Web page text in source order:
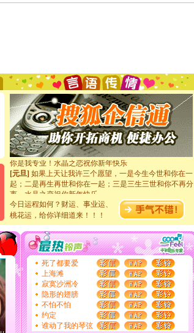
要平安！千万要知足！千万不要忘记我！
[圣诞节]不只这样的日子才会想起你,而是这样的日子才
能正大光明地骚扰你,告诉你,圣诞要快乐!新年要快乐!天
天都要快乐噢!
[圣诞节]奉上一颗祝福的心,在这个特别的日子里,愿幸福,
如意,快乐,鲜花,一切美好的祝愿与你同在.圣诞快乐!
[元旦]看到你我会触电；看不到你我要充电；没有你我会
断电。爱你是我职业，想你是我事业，抱你是我特长，吻
你是我专业！水晶之恋祝你新年快乐
[元旦]如果上天让我许三个愿望，一是今生今世和你在一
起；二是再生再世和你在一起；三是三生三世和你不再分
离。水晶之恋祝你新年快乐
[元旦]当我狠下心扭头离去那一刻，你在我身后无助地哭
泣，这痛楚让我明白我多么爱你。我转身抱住你：这猪不
卖了。水晶之恋祝你新年快乐。
[春节]风柔雨润好月圆，半岛铁盒伴身边，每日尽显开心
颜！冬去春来似水如烟，劳碌人生需尽欢！听一曲轻歌，
道一声平安！新年吉祥万事如愿
[春节]
传说薰衣草有四片叶子：第一片叶子是信仰，第二
片叶子是希望，第三片叶子是爱情，第四片叶子是幸运。
送你一棵薰衣草，愿你新年快乐！
[圣诞节]圣诞节到了，想想没什么送给你的，又不打算给
你太多，只有给你五千万：千万快乐！千万要健康！千万
要平安！千万要知足！千万不要忘记我！
[圣诞节]不只这样的日子才会想起你,而是这样的日子才
今日运程如何？财运、事业运、
桃花运，给你详细道来！！！
死了都要爱
上海滩
寂寞沙洲冷
隐形的翅膀
不怕不怕
约定
谁动了我的琴弦